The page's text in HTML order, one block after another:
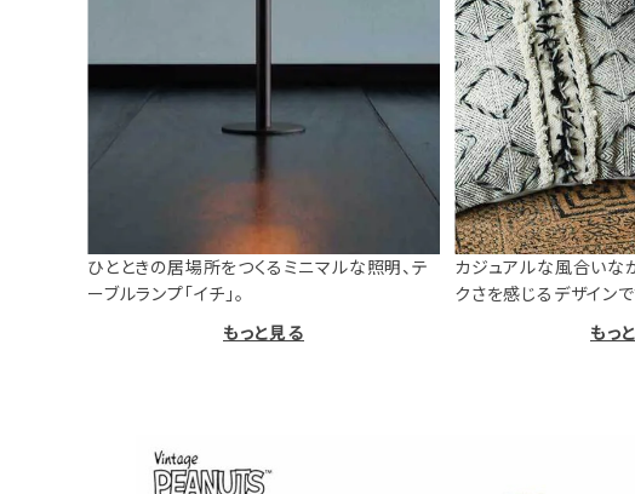
ひとときの居場所をつくるミニマルな照明、テ
ーブルランプ「イチ」。
もっと見る
カジュアルな風合いな
クさを感じるデザインで
もっ